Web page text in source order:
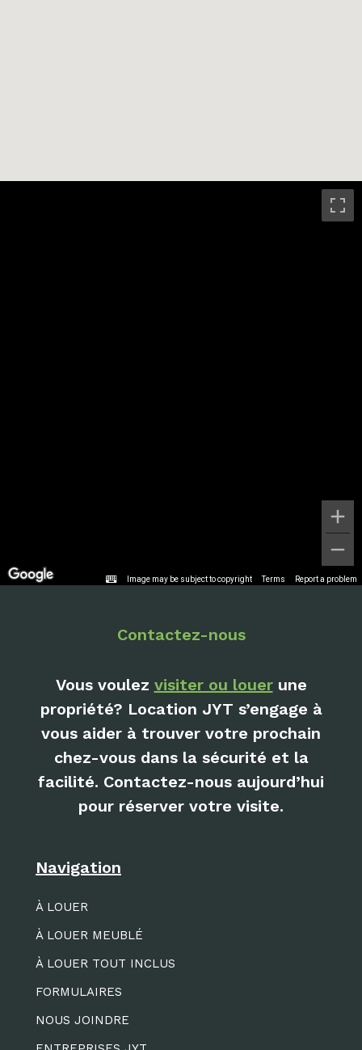
Image may be subject to copyright Terms Report a problem
Contactez-nous
Vous voulez visiter ou louerune
propriété? Location JYT s’engage à
vous aider à trouver votre prochain
chez-vous dans la sécurité et la
facilité. Contactez-nous aujourd’hui
pour réserver votre visite.
Navigation
À LOUER
À LOUER MEUBLÉ
À LOUER TOUT INCLUS
FORMULAIRES
NOUS JOINDRE